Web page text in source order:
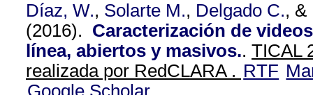
Díaz, W., Solarte M., Delgado C., &
(2016). Caracterización de
línea, abiertos y masivos.. TICAL
realizada por RedCLARA . RTF
Google Scholar